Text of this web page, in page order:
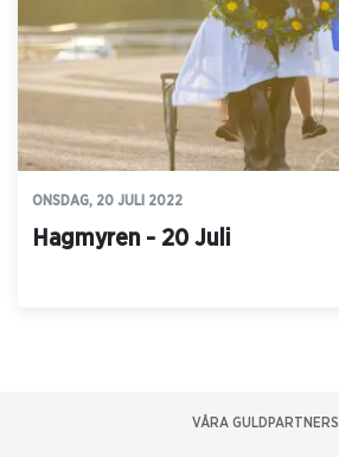
ONSDAG, 20 JULI 2022
Hagmyren - 20 Juli
VÅRA GULDPARTNERS